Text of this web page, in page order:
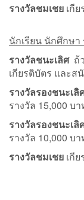
รางวัลชมเชย เกี
นักเรียน นักศึกษ
รางวัลชนะเลิศถ้ว
เกียรติบัตร และส
รางวัลรองชนะเ
รางวัล 15,000 บา
รางวัลรองชนะเ
รางวัล 10,000 บา
รางวัลชมเชย เกี